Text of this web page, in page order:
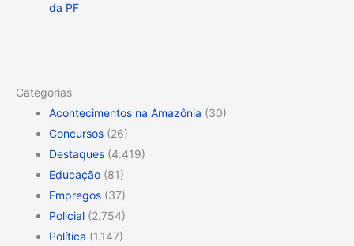
da PF
Categorias
Acontecimentos na Amazônia (30)
Concursos (26)
Destaques (4.419)
Educação (81)
Empregos (37)
Policial (2.754)
Política (1.147)